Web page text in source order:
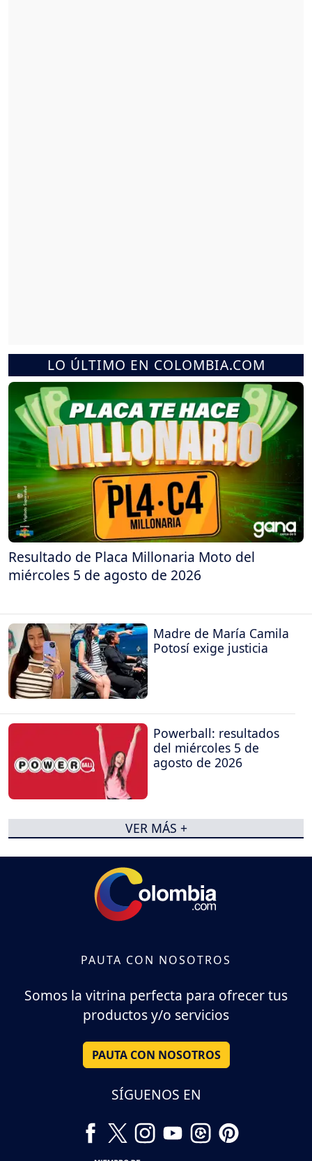
LO ÚLTIMO EN COLOMBIA.COM
Resultado de Placa Millonaria Moto del
miércoles 5 de agosto de 2026
Madre de María Camila
Potosí exige justicia
Powerball: resultados
del miércoles 5 de
agosto de 2026
VER MÁS +
PAUTA CON NOSOTROS
Somos la vitrina perfecta para ofrecer tus
productos y/o servicios
PAUTA CON NOSOTROS
SÍGUENOS EN